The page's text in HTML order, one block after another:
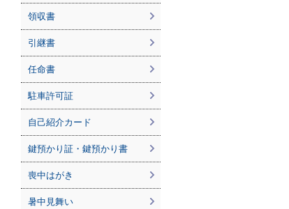
領収書
引継書
任命書
駐車許可証
自己紹介カード
鍵預かり証・鍵預かり書
喪中はがき
暑中見舞い